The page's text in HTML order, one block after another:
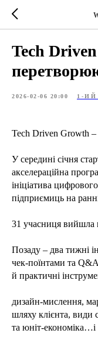
Tech
2026-02-06 20:00 1-
Tech Driven Growth –
У середині січня
акселераційна
ініціатива
підприємиць на
31 учасниця вийшла
Позаду – два тижні
чек-поїнтами та
й практичні
дизайн-мислення,
шляху клієнта, види
та юніт-економіка…і